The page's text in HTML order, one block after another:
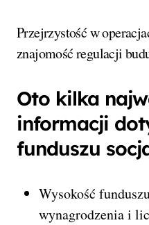
Przejrzystość w
znajomość regulacji
Oto kilka
informacji
funduszu
Wysokość
wynagrodzenia i